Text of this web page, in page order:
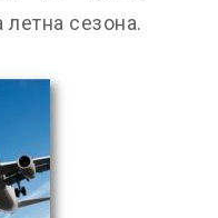
летна сезона.